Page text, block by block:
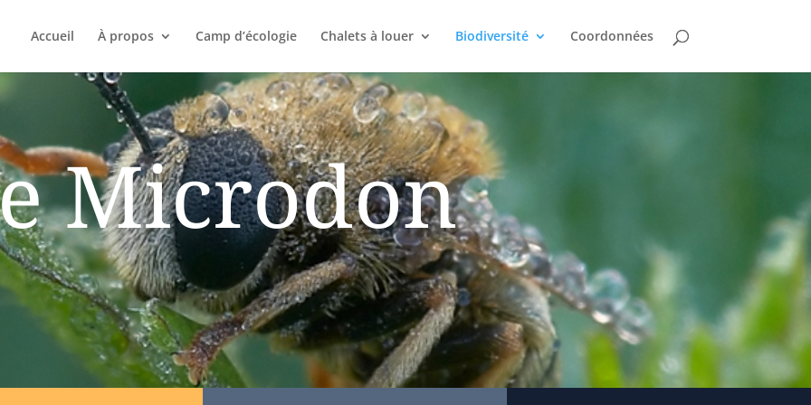
Accueil À propos Camp d’écologie Chalets à louer Biodiversité Coordonnées
Microdon